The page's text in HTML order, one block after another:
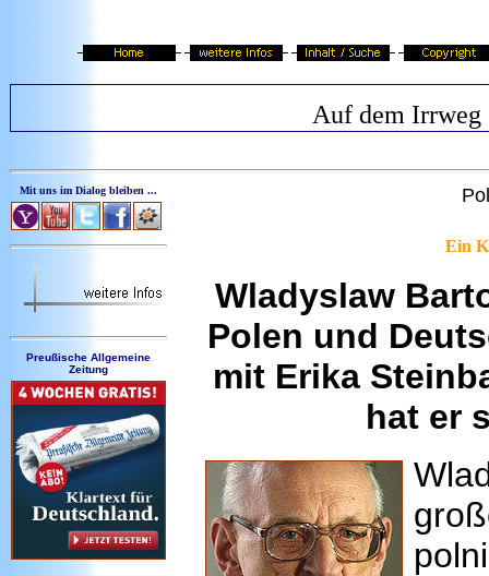
Auf dem Irrweg
Mit uns im Dialog bleiben ...
Preußische Allgemeine
Zeitung
Ein
Wladyslaw
Polen und
mit Erika
hat er